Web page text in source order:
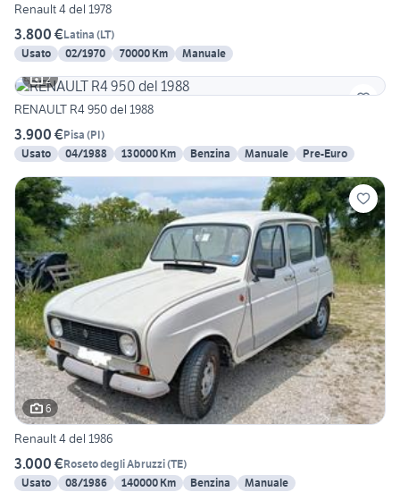
Renault 4 del 1978
3.800 €Latina (LT)
Usato
02/1970 70000 Km
Manuale
2
RENAULT R4 950 del 1988
3.900 €Pisa (PI)
Usato
04/1988 130000 Km Benzina Manuale Pre-Euro
6
Renault 4 del 1986
3.000 €Roseto degli Abruzzi(TE)
Usato
08/1986 140000 Km Benzina Manuale